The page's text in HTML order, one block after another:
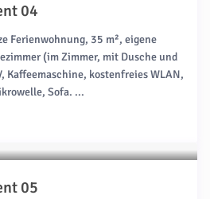
04
Ferienwohnung, 35 m², eigene
(im Zimmer, mit Dusche und
Kaffeemaschine, kostenfreies WLAN,
Sofa. ...
05